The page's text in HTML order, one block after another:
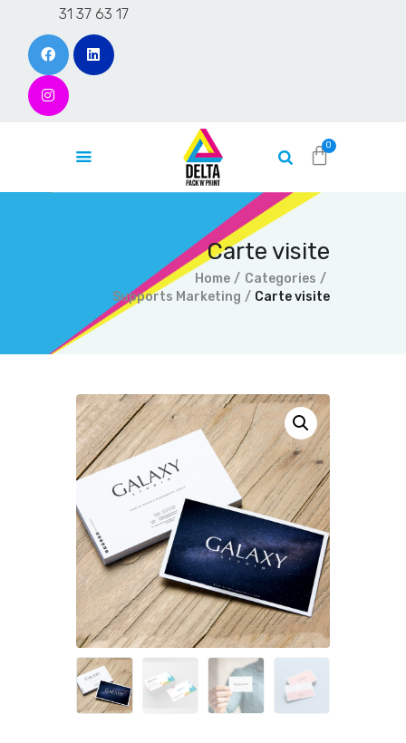
31 37 63 17
Carte visite
Home
Categories
Supports Marketing
Carte visite
Accueil
Devis en ligne